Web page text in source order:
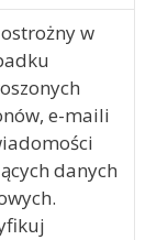
w
e-maili
danych